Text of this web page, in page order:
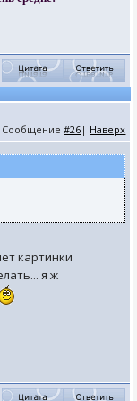
Сообщение#26 | Наверх
картинки
я ж